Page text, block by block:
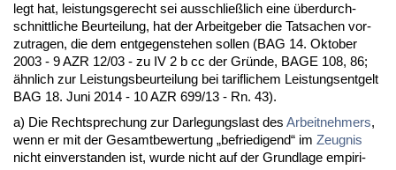
legt hat, leis­tungs­ge­recht sei aus­sch­ließlich ei­ne über­durch­
schnitt­li­che Be­ur­tei­lung, hat der Ar­beit­ge­ber die Tat­sa­chen vor­
zu­tra­gen, die dem ent­ge­gen­ste­hen sol­len (BAG 14. Ok­to­ber
2003 - 9 AZR 12/03 - zu IV 2 b cc der Gründe, BA­GE 108, 86;
ähn­lich zur Leis­tungs­be­ur­tei­lung bei ta­rif­li­chem Leis­tungs­ent­gelt
BAG 18. Ju­ni 2014 - 10 AZR 699/13 - Rn. 43).
a) Die Recht­spre­chung zur Dar­le­gungs­last des Ar­beit­neh­mers,
wenn er mit der Ge­samt­be­wer­tung „be­frie­di­gend“ im Zeug­nis
nicht ein­ver­stan­den ist, wur­de nicht auf der Grund­la­ge em­pi­ri­